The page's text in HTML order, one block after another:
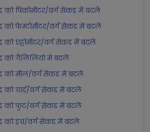
को पिकोमीटर/वर्ग सेकंड में बदलें
को फेम्टोमीटर/वर्ग सेकंड में बदलें
को एट्टोमीटर/वर्ग सेकंड में बदलें
को गैलिलियो में बदलें
को मील/वर्ग सेकंड में बदलें
को यार्ड/वर्ग सेकंड में बदलें
को फुट/वर्ग सेकंड में बदलें
को इंच/वर्ग सेकंड में बदलें